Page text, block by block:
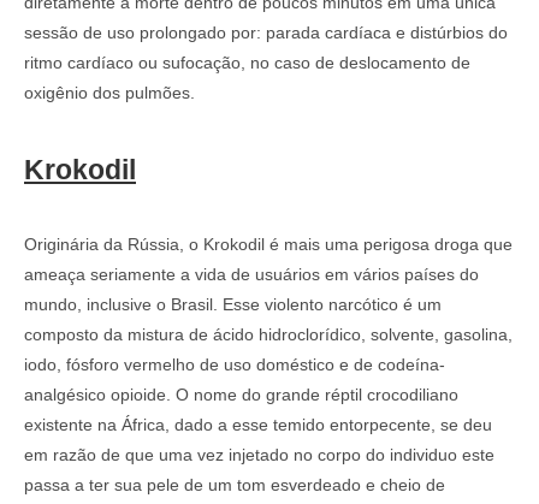
sessão de uso prolongado por: parada cardíaca e distúrbios do
ritmo cardíaco ou sufocação, no caso de deslocamento de
oxigênio dos pulmões.
Krokodil
Originária da Rússia, o Krokodil é mais uma perigosa droga que
ameaça seriamente a vida de usuários em vários países do
mundo, inclusive o Brasil. Esse violento narcótico é um
composto da mistura de ácido hidroclorídico, solvente, gasolina,
iodo, fósforo vermelho de uso doméstico e de codeína-
analgésico opioide. O nome do grande réptil crocodiliano
existente na África, dado a esse temido entorpecente, se deu
em razão de que uma vez injetado no corpo do individuo este
passa a ter sua pele de um tom esverdeado e cheio de